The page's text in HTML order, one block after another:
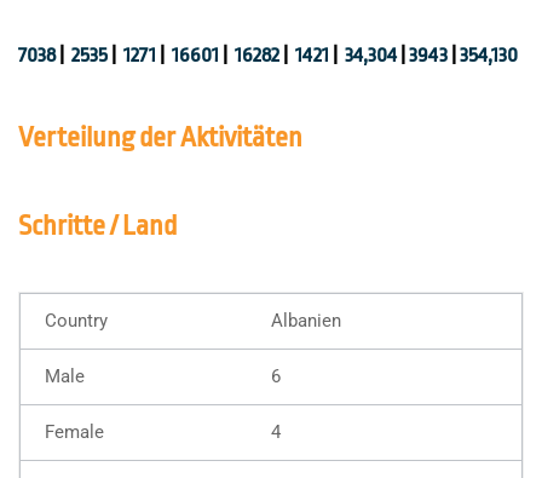
7038 2535 1271 16601 16282 1421 34,304 3943 354,130
Verteilung der Aktivitäten
Schritte / Land
Albanien
6
4